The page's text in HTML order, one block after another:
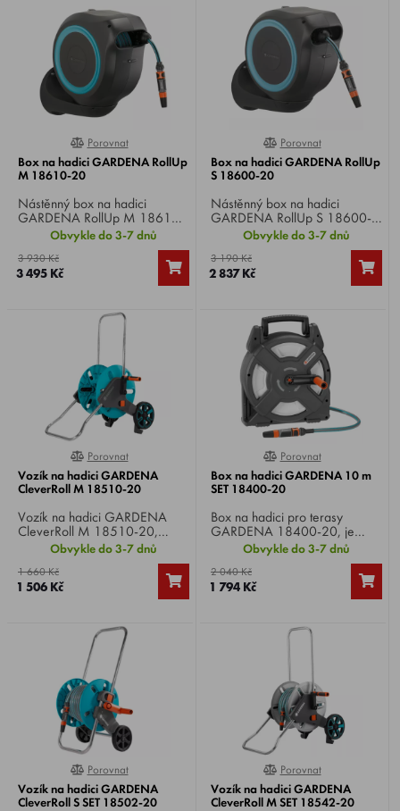
různými možnostmi
rozprašovacího paprsku.
různými možnostmi postřiku a
instalačním příslušenstvím.
Zavlažování, které je vždy
připraveno k akci!
0%
Porovnat
Box na hadici GARDENA RollUp
M 18610-20
Nástěnný box na hadici
GARDENA RollUp M 18610-
20 , dodáván s nástěnným
držákem, 20 m dlouhou
zavlažovací hadicí, flexibilní
připojovací hadicí, všemi
postřikovačem se dvěma
rozprašovacího paprsku.
Obvykle do 3-7 dnů
3 930 Kč
3 495 Kč
0%
Porovnat
Box na hadici GARDENA RollUp
S 18600-20
Nástěnný box na hadici
GARDENA RollUp S 18600-
20 , dodáván s nástěnným
držákem, 15 m dlouhou
zavlažovací hadicí, flexibilní
připojovací hadicí, všemi
postřikovačem se dvěma
různými možnostmi
rozprašovacího paprsku.
Obvykle do 3-7 dnů
3 190 Kč
2 837 Kč
0%
Porovnat
Vozík na hadici GARDENA
CleverRoll M 18510-20
Vozík na hadici GARDENA
CleverRoll M 18510-20,
úhlová přípojka uvnitř bubnu
zabraňuje ohnutí
hadice, speciálně tvarovaný
rám zaručuje vysokou stabilitu
vozíku, odolnost vůči mrazu.
Obvykle do 3-7 dnů
1 660 Kč
1 506 Kč
0%
Porovnat
Box na hadici GARDENA 10 m
SET 18400-20
Box na hadici pro terasy
GARDENA 18400-20, je
vybaven 10 m dlouhou hadicí,
1,5 m dlouhou připojovací
hadicí, požadovanými
přípojnými díly GARDENA
Obvykle do 3-7 dnů
2 040 Kč
1 794 Kč
0%
Porovnat
Vozík na hadici GARDENA
CleverRoll S SET 18502-20
0%
Porovnat
Vozík na hadici GARDENA
CleverRoll M SET 18542-20